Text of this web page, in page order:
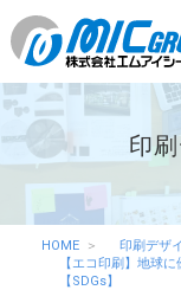
印
HOME
印刷デザ
【エコ印刷】地球
【SDGs】